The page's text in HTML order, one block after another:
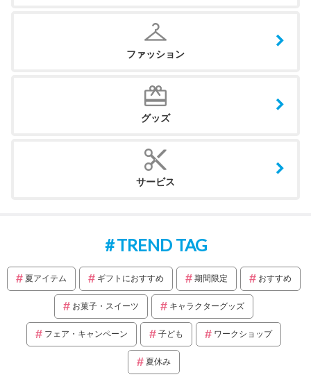
ファッション
グッズ
サービス
TREND TAG
夏アイテム ギフトにおすすめ 期間限定 おすすめ
お菓子・スイーツ キャラクターグッズ
フェア・キャンペーン 子ども ワークショップ
夏休み